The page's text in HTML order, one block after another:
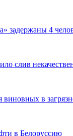
задержаны 4
слив
виновных в
в Белоруссию